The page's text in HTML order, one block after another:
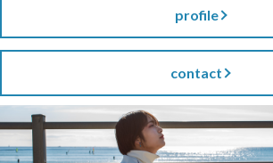
profile
contact